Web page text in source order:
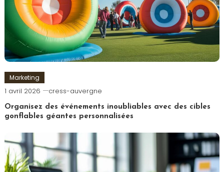
Marketing
1 avril 2026 cress-auvergne
Organisez des événements inoubliables avec des cibles
gonflables géantes personnalisées